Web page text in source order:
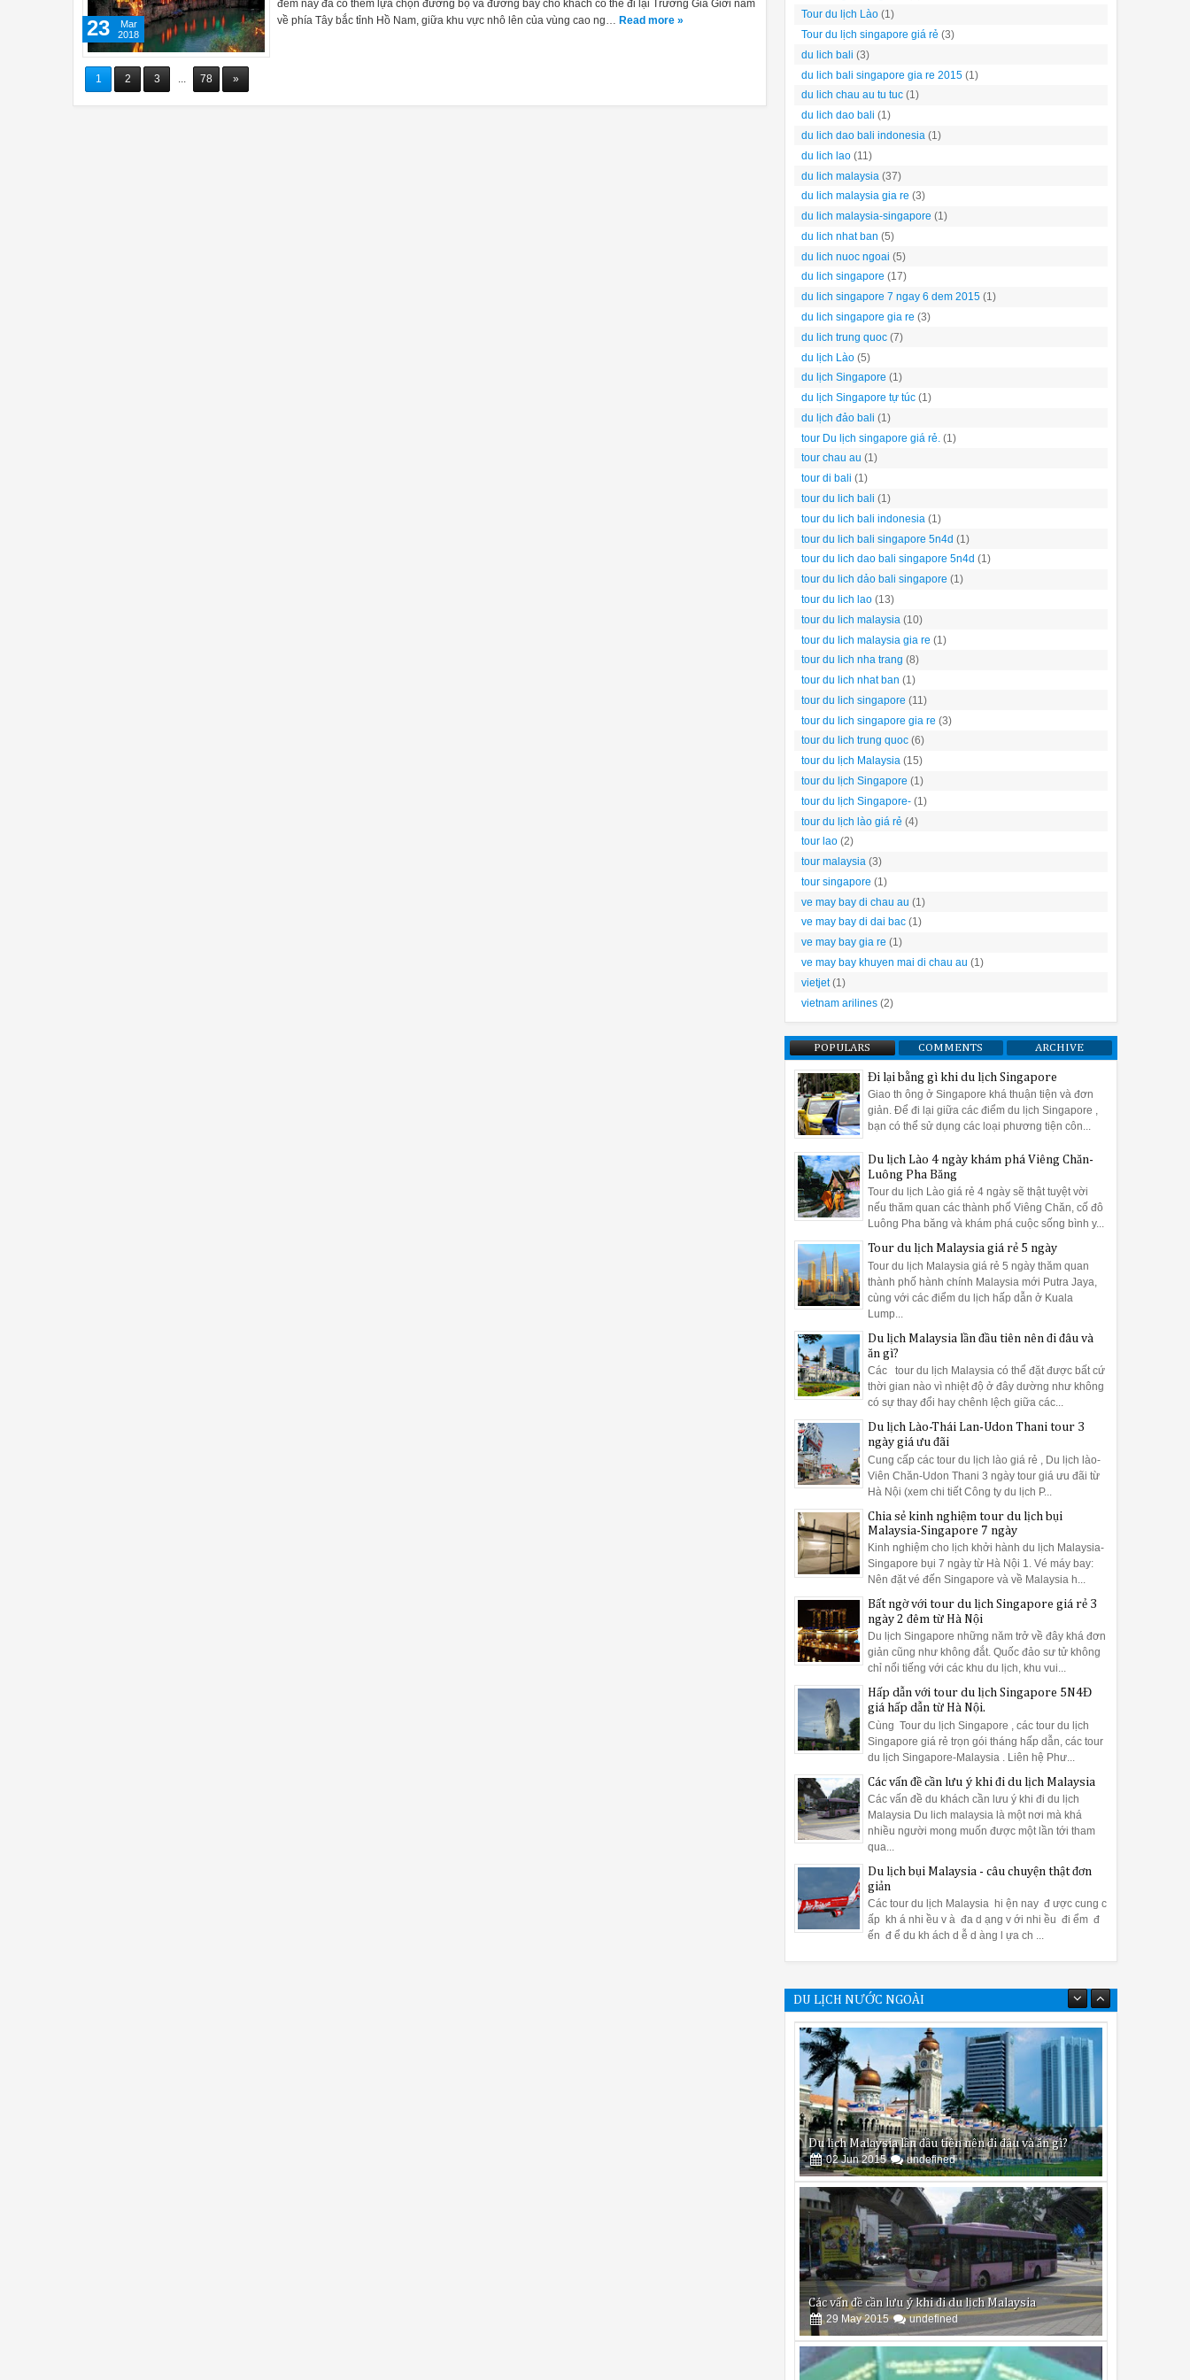
đêm nay đã có thêm lựa chọn đường bộ và đường bay cho khách có thể đi lại Trương Gia Giới nằm
về phía Tây bắc tỉnh Hồ Nam, giữa khu vực nhô lên của vùng cao ng… Read more »
23
Mar
2018
1 2 3 ... 78 »
Tour du lịch Lào (1)
Tour du lịch singapore giá rẻ (3)
du lich bali (3)
du lich bali singapore gia re 2015 (1)
du lich chau au tu tuc (1)
du lich dao bali (1)
du lich dao bali indonesia (1)
du lich lao (11)
du lich malaysia (37)
du lich malaysia gia re (3)
du lich malaysia-singapore (1)
du lich nhat ban (5)
du lich nuoc ngoai (5)
du lich singapore (17)
du lich singapore 7 ngay 6 dem 2015 (1)
du lich singapore gia re (3)
du lich trung quoc (7)
du lịch Lào (5)
du lịch Singapore (1)
du lịch Singapore tự túc (1)
du lịch đảo bali (1)
tour Du lịch singapore giá rẻ. (1)
tour chau au (1)
tour di bali (1)
tour du lich bali (1)
tour du lich bali indonesia (1)
tour du lich bali singapore 5n4d (1)
tour du lich dao bali singapore 5n4d (1)
tour du lich dảo bali singapore (1)
tour du lich lao (13)
tour du lich malaysia (10)
tour du lich malaysia gia re (1)
tour du lich nha trang (8)
tour du lich nhat ban (1)
tour du lich singapore (11)
tour du lich singapore gia re (3)
tour du lich trung quoc (6)
tour du lịch Malaysia (15)
tour du lịch Singapore (1)
tour du lịch Singapore- (1)
tour du lịch lào giá rẻ (4)
tour lao (2)
tour malaysia (3)
tour singapore (1)
ve may bay di chau au (1)
ve may bay di dai bac (1)
ve may bay gia re (1)
ve may bay khuyen mai di chau au (1)
vietjet (1)
vietnam arilines (2)
POPULARS COMMENTS ARCHIVE
Đi lại bằng gì khi du lịch Singapore
Giao th ông ở Singapore khá thuận tiện và đơn
giản. Để đi lại giữa các điểm du lịch Singapore ,
bạn có thể sử dụng các loại phương tiện côn...
Du lịch Lào 4 ngày khám phá Viêng Chăn-
Luông Pha Băng
Tour du lịch Lào giá rẻ 4 ngày sẽ thật tuyệt vời
nếu thăm quan các thành phố Viêng Chăn, cố đô
Luông Pha băng và khám phá cuộc sống bình y...
Tour du lịch Malaysia giá rẻ 5 ngày
Tour du lịch Malaysia giá rẻ 5 ngày thăm quan
thành phố hành chính Malaysia mới Putra Jaya,
cùng với các điểm du lịch hấp dẫn ở Kuala
Lump...
Du lịch Malaysia lần đầu tiên nên đi đâu và
ăn gì?
Các tour du lịch Malaysia có thể đặt được bất cứ
thời gian nào vì nhiệt độ ở đây dường như không
có sự thay đổi hay chênh lệch giữa các...
Du lịch Lào-Thái Lan-Udon Thani tour 3
ngày giá ưu đãi
Cung cấp các tour du lịch lào giá rẻ , Du lịch lào-
Viên Chăn-Udon Thani 3 ngày tour giá ưu đãi từ
Hà Nội (xem chi tiết Công ty du lịch P...
Chia sẻ kinh nghiệm tour du lịch bụi
Malaysia-Singapore 7 ngày
Kinh nghiệm cho lịch khởi hành du lịch Malaysia-
Singapore bụi 7 ngày từ Hà Nội 1. Vé máy bay:
Nên đặt vé đến Singapore và về Malaysia h...
Bất ngờ với tour du lịch Singapore giá rẻ 3
ngày 2 đêm từ Hà Nội
Du lịch Singapore những năm trở về đây khá đơn
giản cũng như không đắt. Quốc đảo sư tử không
chỉ nổi tiếng với các khu du lịch, khu vui...
Hấp dẫn với tour du lịch Singapore 5N4Đ
giá hấp dẫn từ Hà Nội.
Cùng Tour du lịch Singapore , các tour du lịch
Singapore giá rẻ trọn gói tháng hấp dẫn, các tour
du lịch Singapore-Malaysia . Liên hệ Phư...
Các vấn đề cần lưu ý khi đi du lịch Malaysia
Các vấn đề du khách cần lưu ý khi đi du lịch
Malaysia Du lich malaysia là một nơi mà khá
nhiều người mong muốn được một lần tới tham
qua...
Du lịch bụi Malaysia - câu chuyện thật đơn
giản
Các tour du lịch Malaysia hi ện nay đ ược cung c
ấp kh á nhi ều v à đa d ạng v ới nhi ều đi ểm đ
ến đ ể du kh ách d ễ d àng l ựa ch ...
DU LỊCH NƯỚC NGOÀI
Du lịch Malaysia lần đầu tiên nên đi đâu và ăn gì?
02 Jun 2015 undefined
Các vấn đề cần lưu ý khi đi du lịch Malaysia
29 May 2015 undefined